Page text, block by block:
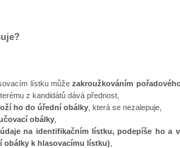
lístku můžezakroužkováním
z kandidátů dává přednost,
ho do úřední obálky , která se nezalepuje,
obálky
na identifikačním lístku, podepíše ho a
obálky k hlasovacímu lístku)